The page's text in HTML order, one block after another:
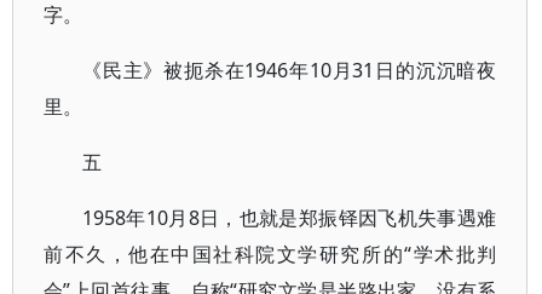
字。
《民主》被扼杀在1946年10月31日的沉沉暗夜
里。
五
1958年10月8日，也就是郑振铎因飞机失事遇难
前不久，他在中国社科院文学研究所的“学术批判